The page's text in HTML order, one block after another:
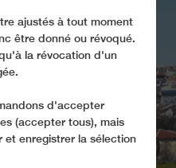
produits et nos projets
ajustés à tout moment
être donné ou révoqué.
la révocation d'un
d'accepter
(accepter tous), mais
et enregistrer la sélection